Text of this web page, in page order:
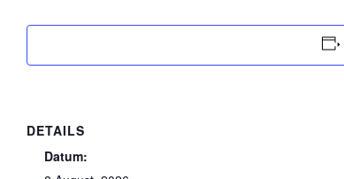
DETAILS
Datum: